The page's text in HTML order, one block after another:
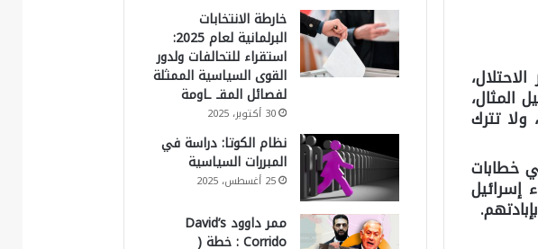
المثال،
تترك
خطابات
إسرائيل
خارطة الانتخابات
البرلمانية لعام 2025:
استقراء للتحالفات ولدور
القوى السياسية الممثلة
لفصائل المقـ ـاومة
30 أكتوبر، 2025
نظام الكوتا: دراسة في
المبررات السياسية
25 أغسطس، 2025
ممر داوود David’s
Corrido : خطة (